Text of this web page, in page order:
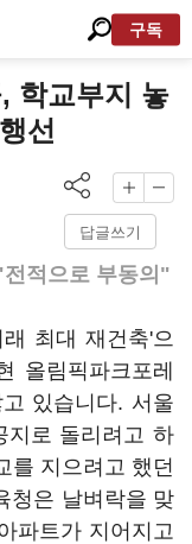
구독
학교부지 놓
선
답글쓰기
적으로 부동의"
최대 재건축'으
올림픽파크포레
있습니다. 서울
지로 돌리려고 하
를 지으려고 했던
청은 날벼락을 맞
파트가 지어지고